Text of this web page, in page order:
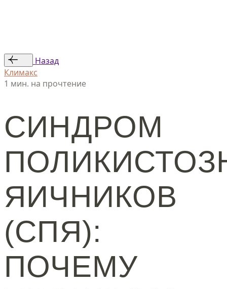
Назад
Климакс
1 мин. на прочтение
СИНДРОМ
ЯИЧНИКОВ
(СПЯ):
ПОЧЕМУ